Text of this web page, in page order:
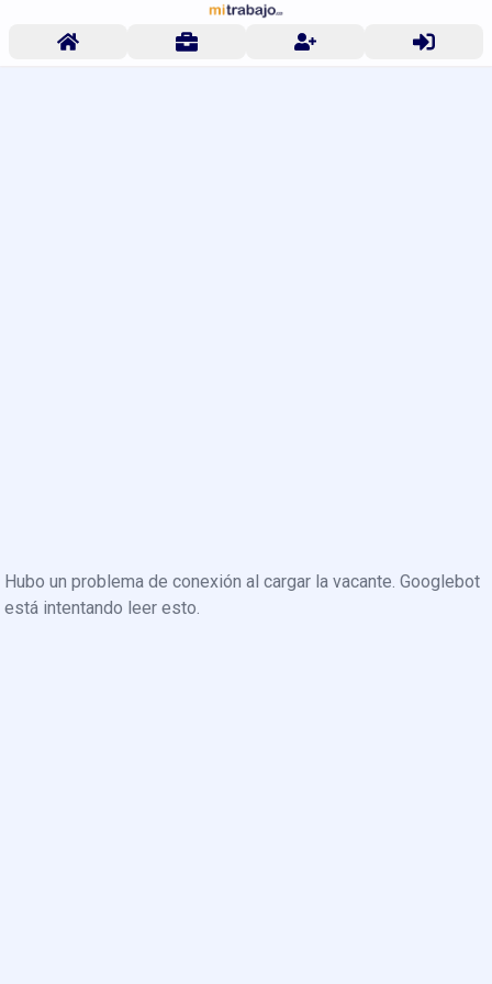
Hubo un problema de conexión al cargar la vacante. Googlebot
está intentando leer esto.